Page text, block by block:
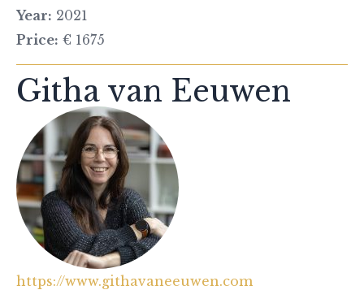
Year: 2021
Price: € 1675
Githa van Eeuwen
https://www.githavaneeuwen.com